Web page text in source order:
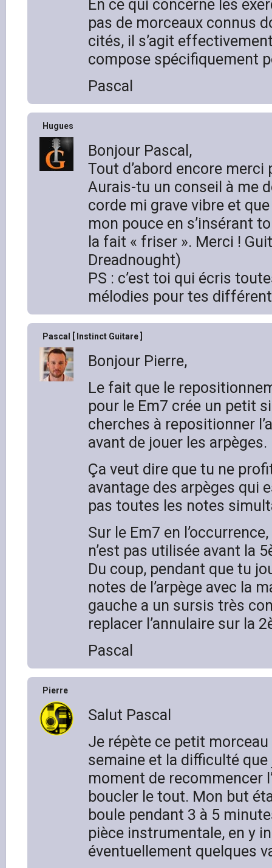
En ce qui concerne les
pas de morceaux connus
cités, il s’agit
compose spécifiquement
Pascal
Hugues
Bonjour Pascal,
Tout d’abord encore
Aurais-tu un conseil à me
corde mi grave vibre et
mon pouce en s’insérant
la fait « friser ». Merci !
Dreadnought)
PS : c’est toi qui écris
mélodies pour tes
Pascal [ Instinct Guitare ]
Bonjour Pierre,
Le fait que le
pour le Em7 crée un petit
cherches à repositionner
avant de jouer les arpèges.
Ça veut dire que tu ne
avantage des arpèges qui
pas toutes les notes
Sur le Em7 en
n’est pas utilisée avant la
Du coup, pendant que tu
notes de l’arpège avec la
gauche a un sursis très
replacer l’annulaire sur la
Pascal
Pierre
Salut Pascal
Je répète ce petit
semaine et la difficulté
moment de recommencer
boucler le tout. Mon but
boule pendant 3 à 5
pièce instrumentale, en y
éventuellement quelques